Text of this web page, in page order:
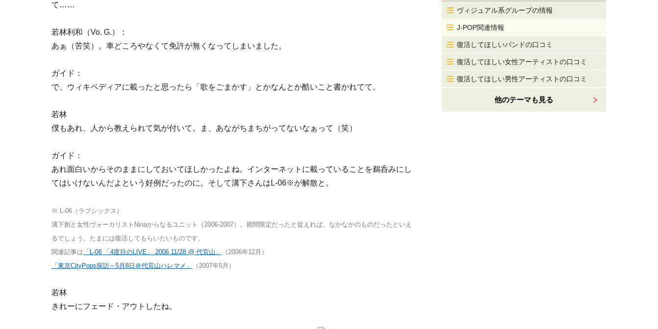
て……
若林利和（Vo. G.）：
あぁ（苦笑）。車どころやなくて免許が無くなってしまいました。
ガイド：
で、ウィキペディアに載ったと思ったら「歌をごまかす」とかなんとか酷いこと書かれてて。
若林
僕もあれ、人から教えられて気が付いて。ま、あながちまちがってないなぁって（笑）
ガイド：
あれ面白いからそのままにしておいてほしかったよね。インターネットに載っていることを鵜呑みにし
てはいけないんだよという好例だったのに。そして溝下さんはL-06※が解散と。
※ L-06（ラブシックス）
溝下創と女性ヴォーカリストNinaからなるユニット（2006-2007）。期間限定だったと捉えれば、なかなかのものだったといえ
るでしょう。たまには復活してもらいたいものです。
関連記事は 「L-06 「4度目のLIVE」 2006 11/28 @ 代官山」
（2006年12月）
「東京CityPops探訪～5月8日＠代官山ハレマメ」
（2007年5月）
若林
きれーにフェード・アウトしたね。
ヴィジュアル系グループの情報
J-POP関連情報
復活してほしいバンドの口コミ
復活してほしい女性アーティストの口コミ
復活してほしい男性アーティストの口コミ
他のテーマも見る